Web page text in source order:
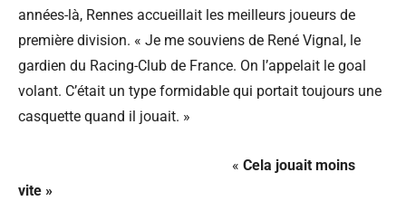
années-là, Rennes accueillait les meilleurs joueurs de
première division. « Je me souviens de René Vignal, le
gardien du Racing-Club de France. On l’appelait le goal
volant. C’était un type formidable qui portait toujours une
casquette quand il jouait. »
« Cela jouait moins
vite »